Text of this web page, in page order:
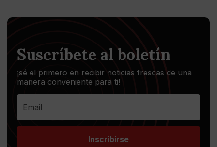
Suscríbete al boletín
¡sé el primero en recibir noticias frescas de una
manera conveniente para ti!
Inscribirse